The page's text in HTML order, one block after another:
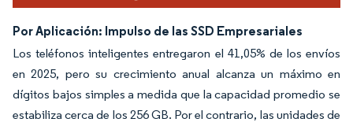
Por Aplicación: Impulso de las SSD Empresariales
Los teléfonos inteligentes entregaron el 41,05% de los envíos
en 2025, pero su crecimiento anual alcanza un máximo en
dígitos bajos simples a medida que la capacidad promedio se
estabiliza cerca de los 256 GB. Por el contrario, las unidades de